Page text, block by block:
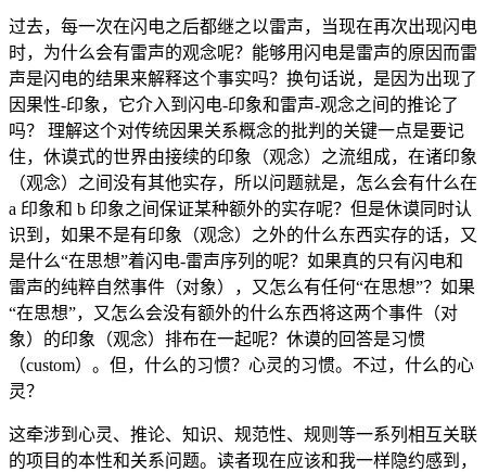
过去，每一次在闪电之后都继之以雷声，当现在再次出现闪电
时，为什么会有雷声的观念呢？能够用闪电是雷声的原因而雷
声是闪电的结果来解释这个事实吗？换句话说，是因为出现了
因果性-印象，它介入到闪电-印象和雷声-观念之间的推论了
吗？ 理解这个对传统因果关系概念的批判的关键一点是要记
住，休谟式的世界由接续的印象（观念）之流组成，在诸印象
（观念）之间没有其他实存，所以问题就是，怎么会有什么在
a 印象和 b 印象之间保证某种额外的实存呢？但是休谟同时认
识到，如果不是有印象（观念）之外的什么东西实存的话，又
是什么“在思想”着闪电-雷声序列的呢？如果真的只有闪电和
雷声的纯粹自然事件（对象），又怎么有任何“在思想”？如果
“在思想”，又怎么会没有额外的什么东西将这两个事件（对
象）的印象（观念）排布在一起呢？休谟的回答是习惯
（custom）。但，什么的习惯？心灵的习惯。不过，什么的心
灵？
这牵涉到心灵、推论、知识、规范性、规则等一系列相互关联
的项目的本性和关系问题。读者现在应该和我一样隐约感到，